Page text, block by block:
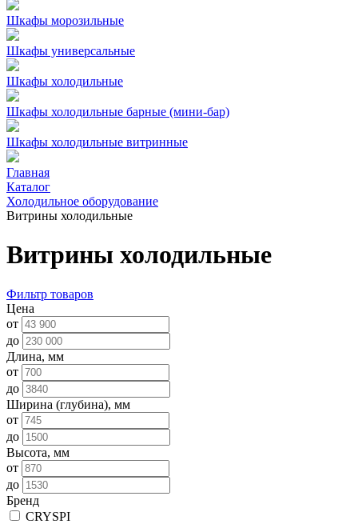
Шкафы морозильные
Шкафы универсальные
Шкафы холодильные
Шкафы холодильные барные (мини-бар)
Шкафы холодильные витринные
Главная
Каталог
Холодильное оборудование
Витрины холодильные
Витрины холодильные
Фильтр товаров
Цена
от
до
Длина, мм
от
до
Ширина (глубина), мм
от
до
Высота, мм
от
до
Бренд
CRYSPI